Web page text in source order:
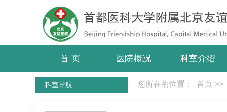
首 页 医院概况 科室介绍
您所在的位置： 首页 >>
科室导航